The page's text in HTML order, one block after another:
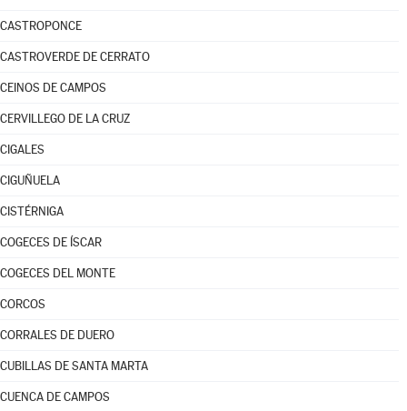
CASTROPONCE
CASTROVERDE DE CERRATO
CEINOS DE CAMPOS
CERVILLEGO DE LA CRUZ
CIGALES
CIGUÑUELA
CISTÉRNIGA
COGECES DE ÍSCAR
COGECES DEL MONTE
CORCOS
CORRALES DE DUERO
CUBILLAS DE SANTA MARTA
CUENCA DE CAMPOS